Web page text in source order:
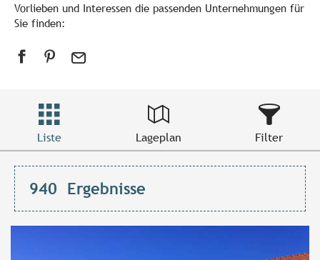
Vorlieben und Interessen die passenden Unternehmungen für
Sie finden:
Liste Lageplan Filter
940 Ergebnisse